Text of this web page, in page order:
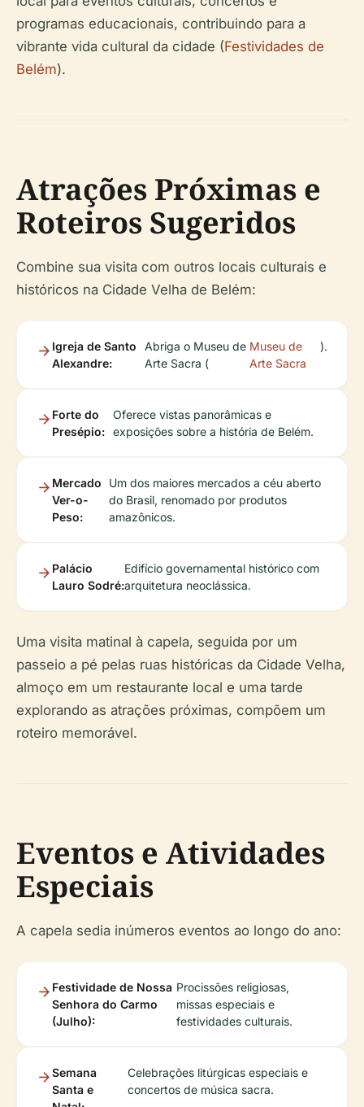
programas educacionais, contribuindo para a
vibrante vida cultural da cidade (Festividades de
Belém).
Atrações Próximas e
Roteiros Sugeridos
Combine sua visita com outros locais culturais e
históricos na Cidade Velha de Belém:
Igreja de Santo
Alexandre:
Abriga o Museu de
Arte Sacra (
Museu de
Arte Sacra
).
Forte do
Presépio:
Oferece vistas panorâmicas e
exposições sobre a história de Belém.
Mercado
Ver-o-
Peso:
Um dos maiores mercados a céu aberto
do Brasil, renomado por produtos
amazônicos.
Palácio
Lauro Sodré:
Edifício governamental histórico com
arquitetura neoclássica.
Uma visita matinal à capela, seguida por um
passeio a pé pelas ruas históricas da Cidade Velha,
almoço em um restaurante local e uma tarde
explorando as atrações próximas, compõem um
roteiro memorável.
Eventos e Atividades
Especiais
A capela sedia inúmeros eventos ao longo do ano:
Festividade de Nossa
Senhora do Carmo
(Julho):
Procissões religiosas,
missas especiais e
festividades culturais.
Semana
Santa e
Celebrações litúrgicas especiais e
concertos de música sacra.